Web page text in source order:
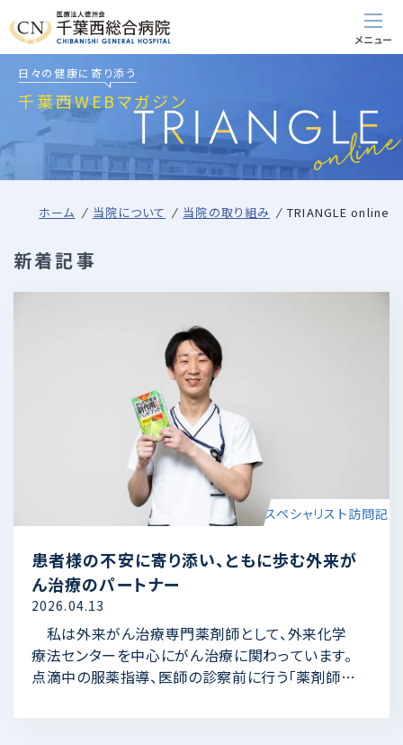
日々の健康に寄り添う
千葉西WEBマガジン
ホーム 当院について 当院の取り組み TRIANGLE online
新着記事
スペシャリスト訪問記
患者様の不安に寄り添い、ともに歩む外来が
ん治療のパートナー
2026.04.13
私は外来がん治療専門薬剤師として、外来化学
療法センターを中心にがん治療に関わっています。
点滴中の服薬指導、医師の診察前に行う「薬剤師外
す。がん治療は、治療効果だけでなく副作用や日常